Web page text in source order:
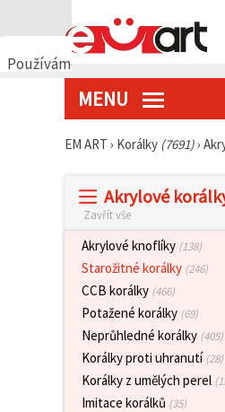
Používáme
MENU
EM ART › Korálky (7691)›
Akrylové
Zavřít vše
Akrylové knoflíky (138)
Starožitné korálky (246)
CCB korálky (466)
Potažené korálky (69)
Neprůhledné korálky (405)
Korálky proti uhranutí(28)
Korálky z umělých perel
Imitace korálků (35)